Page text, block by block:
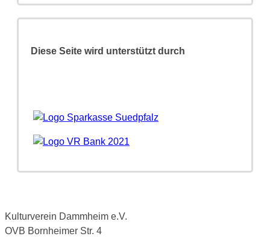
Diese Seite wird unterstützt durch
Kulturverein Dammheim e.V.
OVB Bornheimer Str. 4